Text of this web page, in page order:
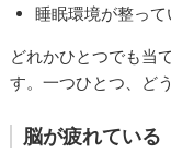
睡眠環境が整って
どれかひとつでも当
す。一つひとつ、ど
脳が疲れている